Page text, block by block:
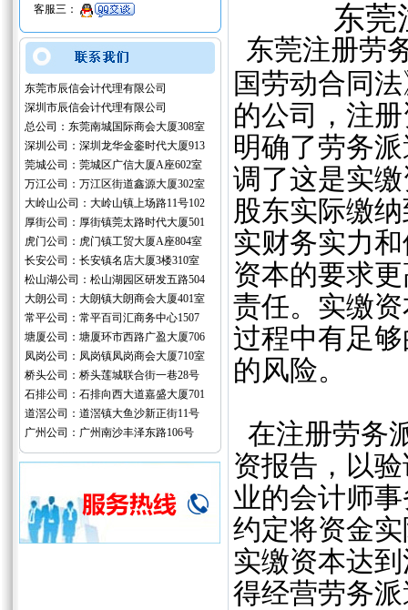
客服三：
东莞市辰信会计代理有限公司
深圳市辰信会计代理有限公司
总公司：东莞南城国际商会大厦308室
深圳公司：深圳龙华金銮时代大厦913
莞城公司：莞城区广信大厦A座602室
万江公司：万江区街道鑫源大厦302室
大岭山公司：大岭山镇上场路11号102
厚街公司：厚街镇莞太路时代大厦501
虎门公司：虎门镇工贸大厦A座804室
长安公司：长安镇名店大厦3楼310室
松山湖公司：松山湖园区研发五路504
大朗公司：大朗镇大朗商会大厦401室
常平公司：常平百司汇商务中心1507
塘厦公司：塘厦环市西路广盈大厦706
凤岗公司：凤岗镇凤岗商会大厦710室
桥头公司：桥头莲城联合街一巷28号
石排公司：石排向西大道嘉盛大厦701
道滘公司：道滘镇大鱼沙新正街11号
广州公司：广州南沙丰泽东路106号
东莞
东莞注册劳
国劳动合同
的公司，注
明确了劳务
调了这是实
股东实际缴
实财务实力
资本的要求
责任。实缴
过程中有足
的风险。
在注册劳务
资报告，以
业的会计师
约定将资金
实缴资本达
得经营劳务